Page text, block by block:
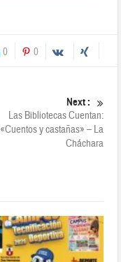
0 0
Next :
Las Bibliotecas Cuentan:
«Cuentos y castañas» – La
Cháchara